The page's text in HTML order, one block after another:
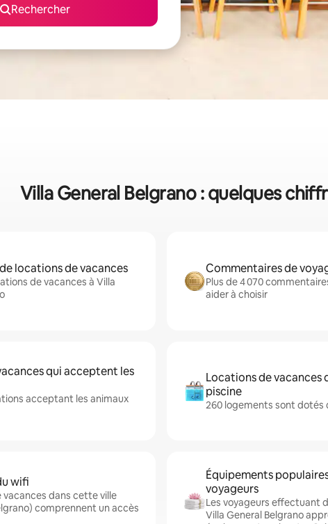
Rechercher
Villa General Belgrano : quelques
locations de vacances
de vacances à Villa
Commentaires de
Plus de 4 070
aider à choisir
qui acceptent les
acceptant les animaux
Locations de vacances
piscine
260 logements sont dotés
wifi
vacances dans cette ville
comprennent un accès
Équipements
voyageurs
Les voyageurs effectuant
Villa General Belgrano